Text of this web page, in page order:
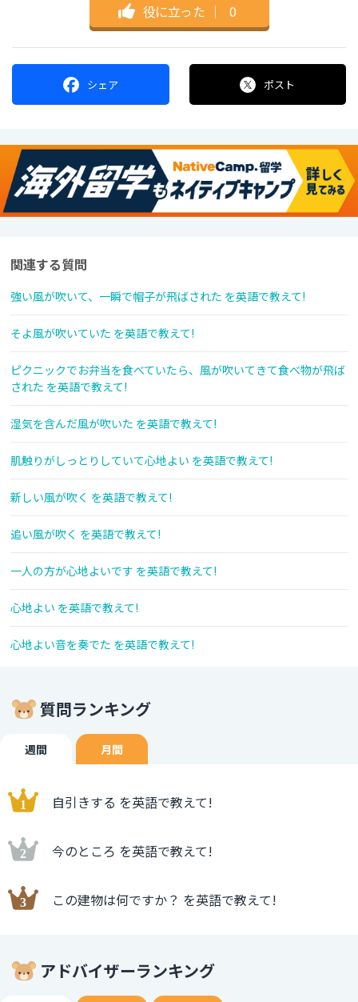
役に立った ｜ 0
シェア ポスト
関連する質問
強い風が吹いて、一瞬で帽子が飛ばされた を英語で教えて!
そよ風が吹いていた を英語で教えて!
ピクニックでお弁当を食べていたら、風が吹いてきて食べ物が飛ば
された を英語で教えて!
湿気を含んだ風が吹いた を英語で教えて!
肌触りがしっとりしていて心地よい を英語で教えて!
新しい風が吹く を英語で教えて!
追い風が吹く を英語で教えて!
一人の方が心地よいです を英語で教えて!
心地よい を英語で教えて!
心地よい音を奏でた を英語で教えて!
質問ランキング
週間 月間
自引きする を英語で教えて!
今のところ を英語で教えて!
この建物は何ですか？ を英語で教えて!
アドバイザーランキング